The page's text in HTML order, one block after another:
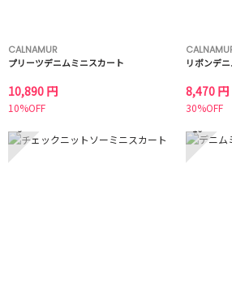
CALNAMUR
プリーツデニムミニスカート
10,890 円
10%OFF
リボンデ
8,470 円
30%OFF
9 10